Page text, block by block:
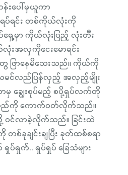
ပေါ်မှယူကာ
ပ်ရင်း တစ်ကိုယ်လုံးကို
ရှေ့မှာ ကိုယ်လုံးပြည့် လုံးတီး
းအလှကိုငေးမောရင်း
ြာနေမိသေးသည်။ ကိုယ်ကို
င်လည်ပြန်လှည့် အလှည့်မျိုး
မှ ချွေးစုပ်မည့် စပို့ရှပ်လက်တို
ည်ကို ကောက်ဝတ်လိုက်သည်။
ဝင်လာခဲ့လိုက်သည်။ ခြင်းထဲ
စ်ခုချင်းချပြီး ခုတ်ထစ်စရာ
ရှက်.. ရှပ်ရှပ် ခြေသံများ